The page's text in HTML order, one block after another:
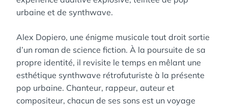
urbaine et de synthwave.
Alex Dopiero, une énigme musicale tout droit sortie
d’un roman de science fiction. À la poursuite de sa
propre identité, il revisite le temps en mêlant une
esthétique synthwave rétrofuturiste à la présente
pop urbaine. Chanteur, rappeur, auteur et
compositeur, chacun de ses sons est un voyage